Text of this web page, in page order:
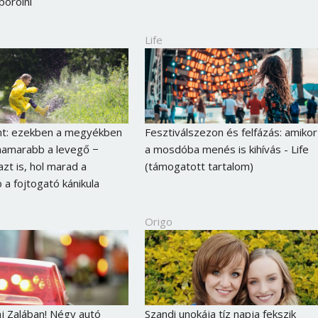
ezekben a megyékben
a levegő −
is, hol marad a
fojtogató kánikula
Life
Fesztiválszezon és felfázás: amikor
a mosdóba menés is kihívás - Life
(támogatott tartalom)
Zalában! Négy autó
Origo
Szandi unokája tíz napja fekszik